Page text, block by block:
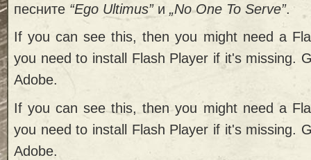
песните “Ego Ultimus”и „No One To Serve”.
If you can see this, then you might need a
you need to install Flash Player if it's missing.
Adobe.
If you can see this, then you might need a
you need to install Flash Player if it's missing.
Adobe.